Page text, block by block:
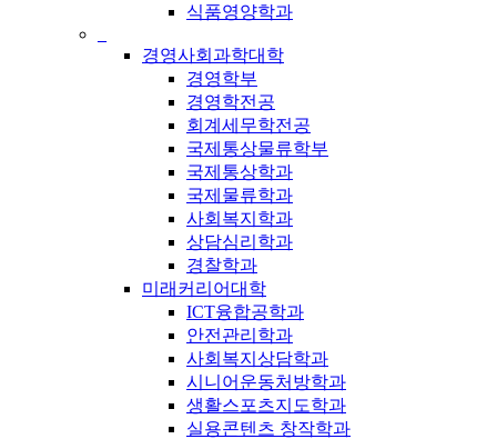
식품영양학과
경영사회과학대학
경영학부
경영학전공
회계세무학전공
국제통상물류학부
국제통상학과
국제물류학과
사회복지학과
상담심리학과
경찰학과
미래커리어대학
ICT융합공학과
안전관리학과
사회복지상담학과
시니어운동처방학과
생활스포츠지도학과
실용콘텐츠 창작학과